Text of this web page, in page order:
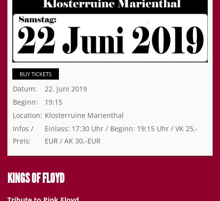
BUY TICKETS
Datum:
22. Juni 2019
Beginn:
19:15
Location: Klosterruine Marienthal
Infos /
Preis:
Einlass: 17:30 Uhr / Beginn: 19:15 Uhr / VK 25,-
EUR / AK 30,-EUR
KINGS OF FLOYD